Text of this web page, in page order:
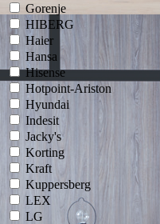
Gorenje
HIBERG
Haier
Hansa
Hisense
Hotpoint-Ariston
Hyundai
Indesit
Jacky's
Korting
Kraft
Kuppersberg
LEX
LG